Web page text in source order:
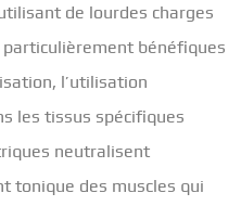
de lourdes charges
bénéfiques
l’utilisation
les tissus spécifiques
neutralisent
tonique des muscles qui